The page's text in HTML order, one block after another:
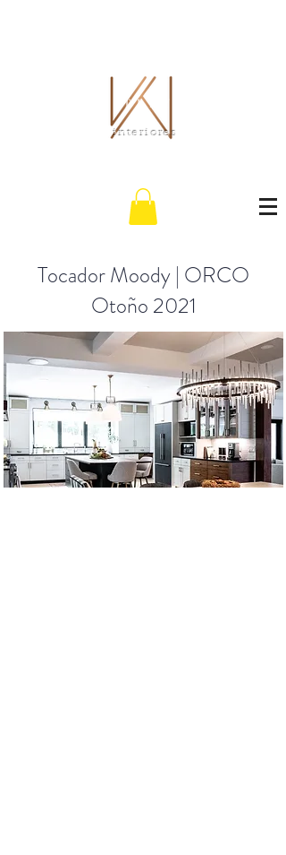
EL WHITLEY CO.
interiores
Tocador Moody | ORCO
Otoño 2021